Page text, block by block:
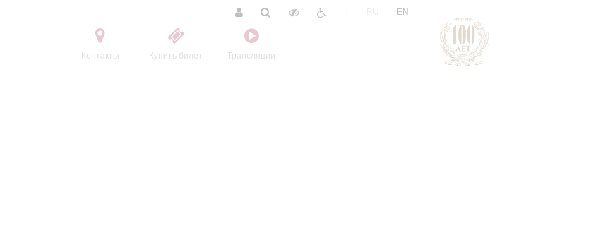
Контакты Купить билет Трансляции
EN